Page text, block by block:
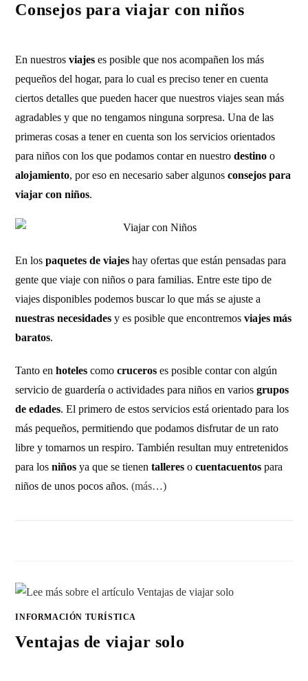
Consejos para viajar con niños
En nuestrosviajes es posible que nos acompañen los más
pequeños del hogar, para lo cual es preciso tener en cuenta
ciertos detalles que pueden hacer que nuestros viajes sean más
agradables y que no tengamos ninguna sorpresa. Una de las
primeras cosas a tener en cuenta son los servicios orientados
para niños con los que podamos contar en nuestrodestinoo
alojamiento, por eso en necesario saber algunosconsejos para
viajar con niños.
En lospaquetes de viajeshay ofertas que están pensadas para
gente que viaje con niños o para familias. Entre este tipo de
viajes disponibles podemos buscar lo que más se ajuste a
nuestras necesidades y es posible que encontremosviajes más
baratos.
Tanto enhoteles comocruceros es posible contar con algún
servicio de guardería o actividades para niños en variosgrupos
de edades. El primero de estos servicios está orientado para los
más pequeños, permitiendo que podamos disfrutar de un rato
libre y tomarnos un respiro. También resultan muy entretenidos
para losniños ya que se tienentalleres o cuentacuentos para
niños de unos pocos años.(más…)
INFORMACIÓN TURÍSTICA
Ventajas de viajar solo